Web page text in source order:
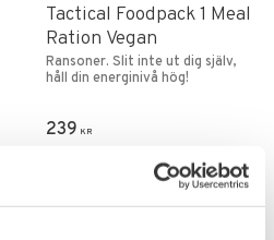
Tactical Foodpack 1 Meal
Ration Vegan
Ransoner. Slit inte ut dig själv,
håll din energinivå hög!
239 KR